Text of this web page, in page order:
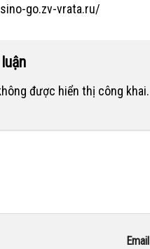
go.zv-vrata.ru/
được hiển thị công khai.
Email